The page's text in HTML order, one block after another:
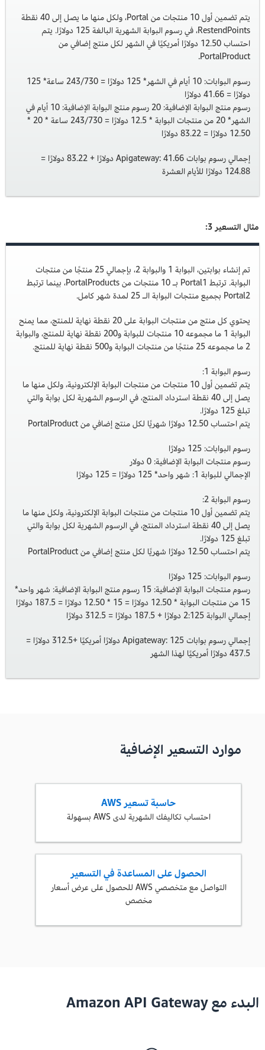
يتم تضمين أول 10 منتجات من Portal، ولكل منها ما يصل إلى 40 نقطة
RestendPoints، في رسوم البوابة الشهرية البالغة 125 دولارًا. يتم
احتساب 12.50 دولارًا أمريكيًا في الشهر لكل منتج إضافي من
PortalProduct.
رسوم البوابات: 10 أيام في الشهر* 125 دولارًا = 243/730 ساعة* 125
دولارًا = 41.66 دولارًا
رسوم منتج البوابة الإضافية: 20 رسوم منتج البوابة الإضافية: 10 أيام في
الشهر* 20 من منتجات البوابة * 12.5 دولارًا = 243/730 ساعة * 20 *
12.50 دولارًا = 83.22 دولارًا
إجمالي رسوم بوابات Apigateway: 41.66 دولارًا + 83.22 دولارًا =
124.88 دولارًا للأيام العشرة
مثال التسعير 3:
تم إنشاء بوابتين، البوابة 1 والبوابة 2، بإجمالي 25 منتجًا من منتجات
البوابة. ترتبط Portal1 بـ 10 منتجات من PortalProducts، بينما ترتبط
Portal2 بجميع منتجات البوابة الـ 25 لمدة شهر كامل.
يحتوي كل منتج من منتجات البوابة على 20 نقطة نهاية للمنتج، مما يمنح
البوابة 1 ما مجموعه 10 منتجات للبوابة و200 نقطة نهاية للمنتج، والبوابة
2 ما مجموعه 25 منتجًا من منتجات البوابة و500 نقطة نهاية للمنتج.
رسوم البوابة 1:
يتم تضمين أول 10 منتجات من منتجات البوابة الإلكترونية، ولكل منها ما
يصل إلى 40 نقطة استرداد المنتج، في الرسوم الشهرية لكل بوابة والتي
تبلغ 125 دولارًا.
يتم احتساب 12.50 دولارًا شهريًا لكل منتج إضافي من PortalProduct
رسوم البوابات: 125 دولارًا
رسوم منتجات البوابة الإضافية: 0 دولار
الإجمالي للبوابة 1: شهر واحد* 125 دولارًا = 125 دولارًا
رسوم البوابة 2:
يتم تضمين أول 10 منتجات من منتجات البوابة الإلكترونية، ولكل منها ما
يصل إلى 40 نقطة استرداد المنتج، في الرسوم الشهرية لكل بوابة والتي
تبلغ 125 دولارًا.
يتم احتساب 12.50 دولارًا شهريًا لكل منتج إضافي من PortalProduct
رسوم البوابات: 125 دولارًا
رسوم منتجات البوابة الإضافية: 15 رسوم منتج البوابة الإضافية: شهر واحد*
15 من منتجات البوابة * 12.50 دولارًا = 15 * 12.50 دولارًا = 187.5 دولارًا
إجمالي البوابة 2:125 دولارًا + 187.5 دولارًا = 312.5 دولارًا
إجمالي رسوم بوابات Apigateway: 125 دولارًا أمريكيًا +312.5 دولارًا =
437.5 دولارًا أمريكيًا لهذا الشهر
موارد التسعير الإضافية
حاسبة تسعير AWS
احتساب تكاليفك الشهرية لدى AWS بسهولة
الحصول على المساعدة في التسعير
التواصل مع متخصصي AWS للحصول على عرض أسعار
مخصص
البدء مع Amazon API Gateway